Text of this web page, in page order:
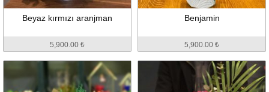
Beyaz kırmızı aranjman
5,900.00 ₺
Benjamin
5,900.00 ₺